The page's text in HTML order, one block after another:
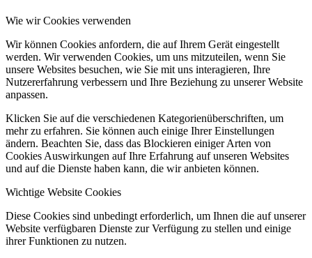
Wie wir Cookies verwenden
Wir können Cookies anfordern, die auf Ihrem Gerät eingestellt
werden. Wir verwenden Cookies, um uns mitzuteilen, wenn Sie
unsere Websites besuchen, wie Sie mit uns interagieren, Ihre
Nutzererfahrung verbessern und Ihre Beziehung zu unserer Website
anpassen.
Klicken Sie auf die verschiedenen Kategorienüberschriften, um
mehr zu erfahren. Sie können auch einige Ihrer Einstellungen
ändern. Beachten Sie, dass das Blockieren einiger Arten von
Cookies Auswirkungen auf Ihre Erfahrung auf unseren Websites
und auf die Dienste haben kann, die wir anbieten können.
Wichtige Website Cookies
Diese Cookies sind unbedingt erforderlich, um Ihnen die auf unserer
Website verfügbaren Dienste zur Verfügung zu stellen und einige
ihrer Funktionen zu nutzen.